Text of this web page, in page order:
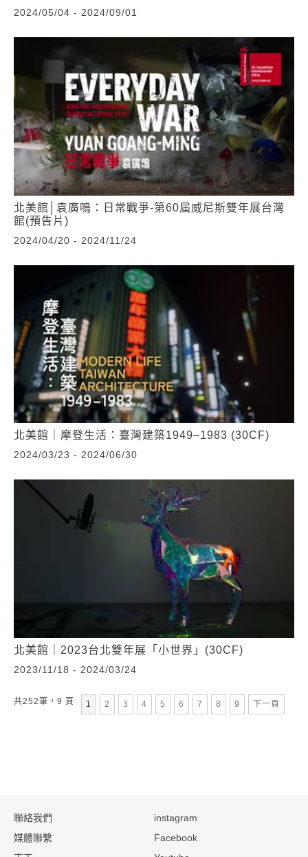
2024/05/04 - 2024/09/01
北美館│袁廣鳴：日常戰爭-第60屆威尼斯雙年展台灣
館(預告片)
2024/04/20 - 2024/11/24
北美館｜摩登生活：臺灣建築1949–1983 (30CF)
2024/03/23 - 2024/06/30
北美館｜2023台北雙年展「小世界」(30CF)
2023/11/18 - 2024/03/24
1 第
2 第
3 第
4頁 第
5 第
6 第
7 第
8 第
9 下一頁
共252筆，9 頁
聯絡我們
媒體聯繫
instagram
Facebook